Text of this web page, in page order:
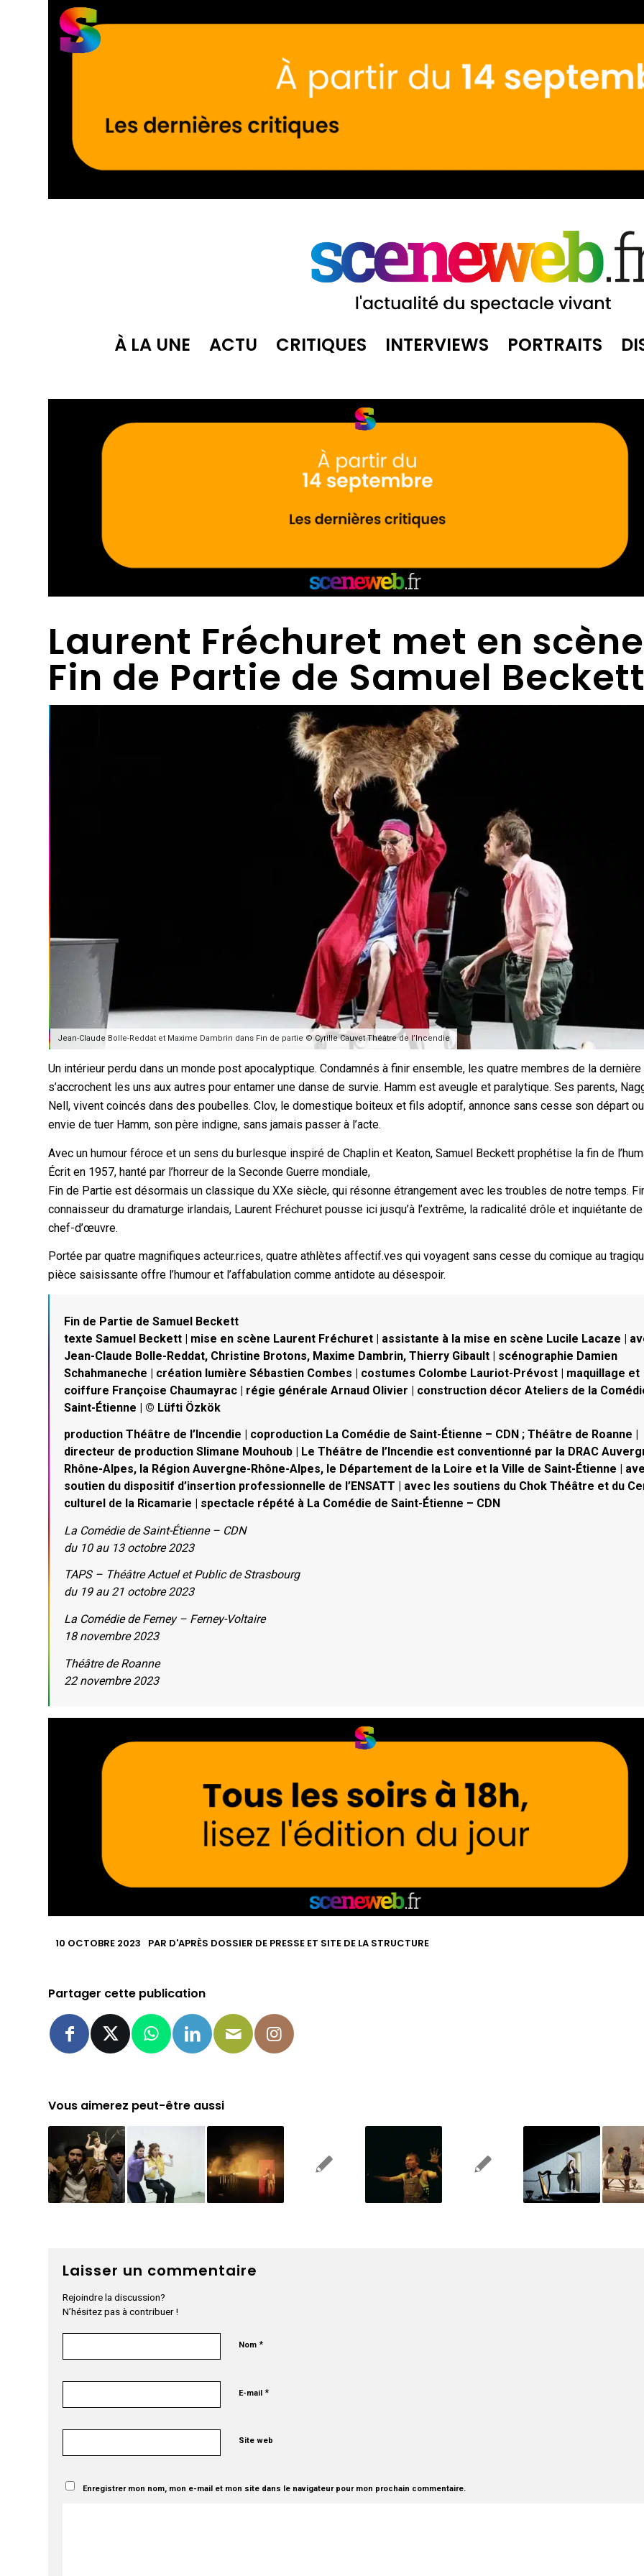
À LA UNE ACTU CRITIQUES INTERVIEWS PORTRAITS
Laurent Fréchuret met en scène
Fin de Partie de Samuel
Jean-Claude Bolle-Reddat et Maxime Dambrin dans Fin de partie © Cyrille Cauvet Théâtre de l’Incendie
Un intérieur perdu dans un monde post apocalyptique. Condamnés à finir ensemble, les quatre membres de la
s’accrochent les uns aux autres pour entamer une danse de survie. Hamm est aveugle et paralytique. Ses parents,
Nell, vivent coincés dans des poubelles. Clov, le domestique boiteux et fils adoptif, annonce sans cesse son départ
envie de tuer Hamm, son père indigne, sans jamais passer à l’acte.
Avec un humour féroce et un sens du burlesque inspiré de Chaplin et Keaton, Samuel Beckett prophétise la fin de
Écrit en 1957, hanté par l’horreur de la Seconde Guerre mondiale,
Fin de Partie est désormais un classique du XXe siècle, qui résonne étrangement avec les troubles de notre temps.
connaisseur du dramaturge irlandais, Laurent Fréchuret pousse ici jusqu’à l’extrême, la radicalité drôle et inquiétante
chef-d’œuvre.
Portée par quatre magnifiques acteur.rices, quatre athlètes affectif.ves qui voyagent sans cesse du comique au
pièce saisissante offre l’humour et l’affabulation comme antidote au désespoir.
Fin de Partie de Samuel Beckett
texte Samuel Beckett | mise en scène Laurent Fréchuret | assistante à la mise en scène Lucile Lacaze |
Jean-Claude Bolle-Reddat, Christine Brotons, Maxime Dambrin, Thierry Gibault | scénographie Damien
Schahmaneche | création lumière Sébastien Combes | costumes Colombe Lauriot-Prévost | maquillage et
coiffure Françoise Chaumayrac | régie générale Arnaud Olivier | construction décor Ateliers de la
Saint-Étienne | © Lüfti Özkök
production Théâtre de l’Incendie | coproduction La Comédie de Saint-Étienne – CDN ; Théâtre de Roanne |
directeur de production Slimane Mouhoub | Le Théâtre de l’Incendie est conventionné par la DRAC
Rhône-Alpes, la Région Auvergne-Rhône-Alpes, le Département de la Loire et la Ville de Saint-Étienne |
soutien du dispositif d’insertion professionnelle de l’ENSATT | avec les soutiens du Chok Théâtre et du
culturel de la Ricamarie | spectacle répété à La Comédie de Saint-Étienne – CDN
La Comédie de Saint-Étienne – CDN
du 10 au 13 octobre 2023
TAPS – Théâtre Actuel et Public de Strasbourg
du 19 au 21 octobre 2023
La Comédie de Ferney – Ferney-Voltaire
18 novembre 2023
Théâtre de Roanne
22 novembre 2023
10 OCTOBRE 2023 PAR D'APRÈS DOSSIER DE PRESSE ET SITE DE LA STRUCTURE
Partager cette publication
Vous aimerez peut-être aussi
Laisser un commentaire
Rejoindre la discussion?
N’hésitez pas à contribuer !
Nom*
E-mail*
Site web
Enregistrer mon nom, mon e-mail et mon site dans le navigateur pour mon prochain commentaire.